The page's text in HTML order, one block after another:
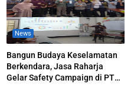
News
Bangun Budaya Keselamatan
Berkendara, Jasa Raharja
Gelar Safety Campaign di PT